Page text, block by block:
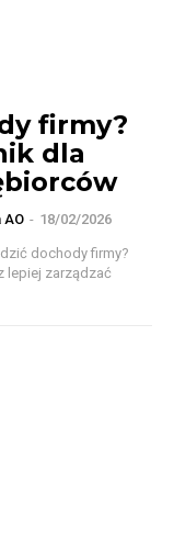
firmy?
dla
AO - 18/02/2026
dochody firmy?
lepiej zarządzać